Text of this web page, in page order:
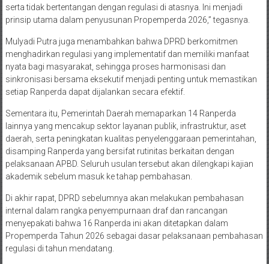
serta tidak bertentangan dengan regulasi di atasnya. Ini menjadi
prinsip utama dalam penyusunan Propemperda 2026,” tegasnya.
Mulyadi Putra juga menambahkan bahwa DPRD berkomitmen
menghadirkan regulasi yang implementatif dan memiliki manfaat
nyata bagi masyarakat, sehingga proses harmonisasi dan
sinkronisasi bersama eksekutif menjadi penting untuk memastikan
setiap Ranperda dapat dijalankan secara efektif.
Sementara itu, Pemerintah Daerah memaparkan 14 Ranperda
lainnya yang mencakup sektor layanan publik, infrastruktur, aset
daerah, serta peningkatan kualitas penyelenggaraan pemerintahan,
disamping Ranperda yang bersifat rutinitas berkaitan dengan
pelaksanaan APBD. Seluruh usulan tersebut akan dilengkapi kajian
akademik sebelum masuk ke tahap pembahasan.
Di akhir rapat, DPRD sebelumnya akan melakukan pembahasan
internal dalam rangka penyempurnaan draf dan rancangan
menyepakati bahwa 16 Ranperda ini akan ditetapkan dalam
Propemperda Tahun 2026 sebagai dasar pelaksanaan pembahasan
regulasi di tahun mendatang.